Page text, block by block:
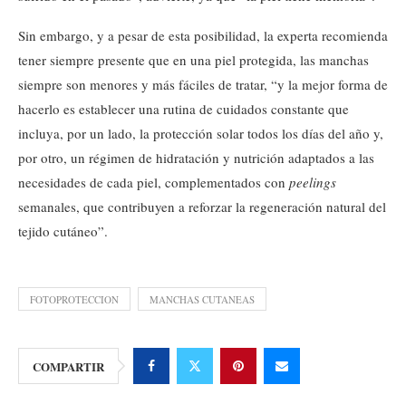
Sin embargo, y a pesar de esta posibilidad, la experta recomienda
tener siempre presente que en una piel protegida, las manchas
siempre son menores y más fáciles de tratar, “y la mejor forma de
hacerlo es establecer una rutina de cuidados constante que
incluya, por un lado, la protección solar todos los días del año y,
por otro, un régimen de hidratación y nutrición adaptados a las
necesidades de cada piel, complementados con peelings
semanales, que contribuyen a reforzar la regeneración natural del
tejido cutáneo”.
FOTOPROTECCION MANCHAS CUTANEAS
COMPARTIR